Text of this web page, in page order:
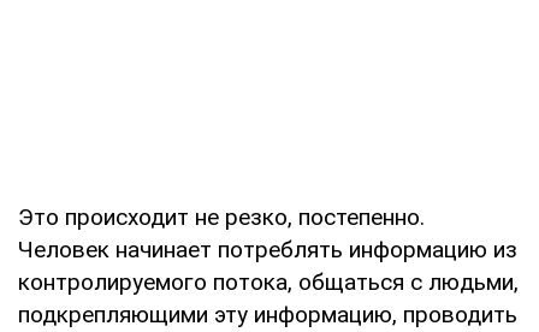
Это происходит не резко, постепенно.
Человек начинает потреблять информацию из
контролируемого потока, общаться с людьми,
подкрепляющими эту информацию, проводить